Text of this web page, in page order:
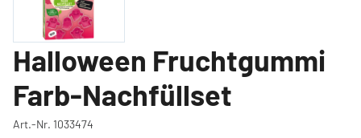
Halloween Fruchtgummi
Farb-Nachfüllset
Art.-Nr. 1033474